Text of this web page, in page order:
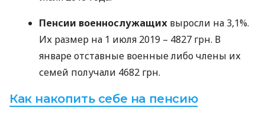
Пенсии военнослужащих выросли на 3,1%.
Их размер на 1 июля 2019 – 4827 грн. В
январе отставные военные либо члены их
семей получали 4682 грн.
Как накопить себе на пенсию